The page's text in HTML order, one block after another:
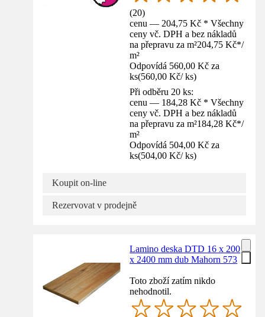
(20)
cenu — 204,75 Kč * Všechny
ceny vč. DPH a bez nákladů
na přepravu za m²204,75 Kč*/
m²
Odpovídá 560,00 Kč za
ks(560,00 Kč/ ks)
Při odběru 20 ks:
cenu — 184,28 Kč * Všechny
ceny vč. DPH a bez nákladů
na přepravu za m²184,28 Kč*/
m²
Odpovídá 504,00 Kč za
ks(504,00 Kč/ ks)
Koupit on-line
Rezervovat v prodejně
Lamino deska DTD 16 x 200
x 2400 mm dub Mahorn 573
Toto zboží zatím nikdo
nehodnotil.